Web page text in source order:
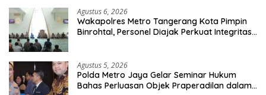
Agustus 6, 2026
Wakapolres Metro Tangerang Kota Pimpin
Binrohtal, Personel Diajak Perkuat Integritas
Agustus 5, 2026
Polda Metro Jaya Gelar Seminar Hukum
Bahas Perluasan Objek Praperadilan dalam